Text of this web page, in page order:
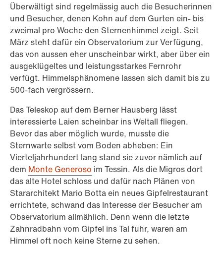
Überwältigt sind regelmässig auch die Besucherinnen
und Besucher, denen Kohn auf dem Gurten ein- bis
zweimal pro Woche den Sternenhimmel zeigt. Seit
März steht dafür ein Observatorium zur Verfügung,
das von aussen eher unscheinbar wirkt, aber über ein
ausgeklügeltes und leistungsstarkes Fernrohr
verfügt. Himmelsphänomene lassen sich damit bis zu
500-fach vergrössern.
Das Teleskop auf dem Berner Hausberg lässt
interessierte Laien scheinbar ins Weltall fliegen.
Bevor das aber möglich wurde, musste die
Sternwarte selbst vom Boden abheben: Ein
Vierteljahrhundert lang stand sie zuvor nämlich auf
dem Monte Generoso im Tessin. Als die Migros dort
das alte Hotel schloss und dafür nach Plänen von
Stararchitekt Mario Botta ein neues Gipfelrestaurant
errichtete, schwand das Interesse der Besucher am
Observatorium allmählich. Denn wenn die letzte
Zahnradbahn vom Gipfel ins Tal fuhr, waren am
Himmel oft noch keine Sterne zu sehen.